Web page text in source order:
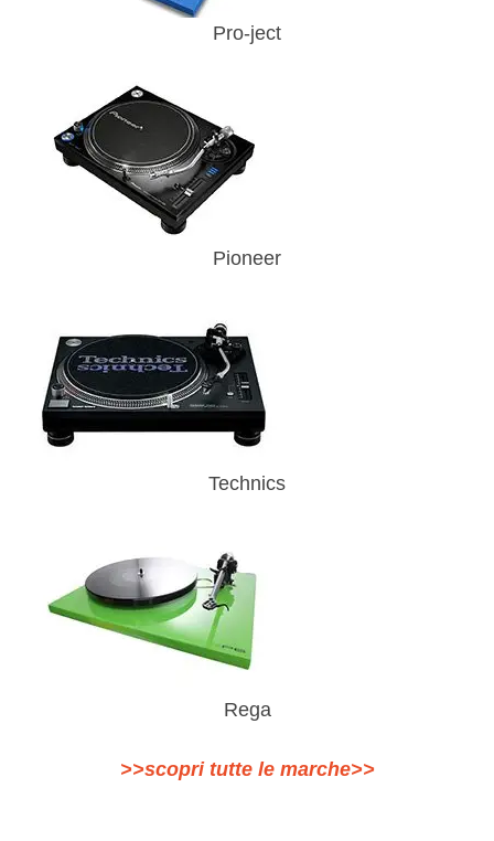
Pro-ject
Pioneer
Technics
Rega
>>scopri tutte le marche>>